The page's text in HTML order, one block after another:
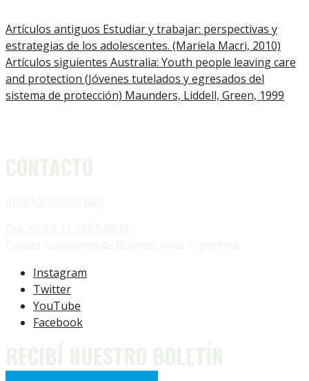
Artículos antiguos Estudiar y trabajar: perspectivas y
estrategias de los adolescentes. (Mariela Macri, 2010)
Artículos siguientes Australia: Youth people leaving care
and protection (Jóvenes tutelados y egresados del
sistema de protección) Maunders, Liddell, Green, 1999
Instagram
Twitter
YouTube
Facebook